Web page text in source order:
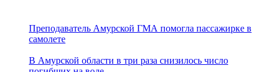
Преподаватель Амурской ГМА помогла пассажирке в
самолете
В Амурской области в три раза снизилось число